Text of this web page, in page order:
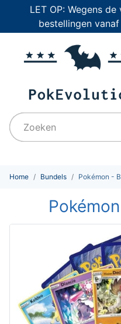
LET OP: Wegens
bestellingen
Home Bundels Pokémon -